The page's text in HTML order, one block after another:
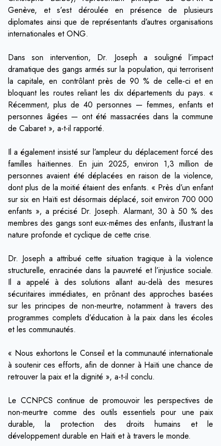
Genève, et s’est déroulée en présence de plusieurs
diplomates ainsi que de représentants d’autres organisations
internationales et ONG.
Dans son intervention, Dr. Joseph a souligné l’impact
dramatique des gangs armés sur la population, qui terrorisent
la capitale, en contrôlant près de 90 % de celle-ci et en
bloquant les routes reliant les dix départements du pays. «
Récemment, plus de 40 personnes — femmes, enfants et
personnes âgées — ont été massacrées dans la commune
de Cabaret », a-t-il rapporté.
Il a également insisté sur l’ampleur du déplacement forcé des
familles haïtiennes. En juin 2025, environ 1,3 million de
personnes avaient été déplacées en raison de la violence,
dont plus de la moitié étaient des enfants. « Près d’un enfant
sur six en Haïti est désormais déplacé, soit environ 700 000
enfants », a précisé Dr. Joseph. Alarmant, 30 à 50 % des
membres des gangs sont eux-mêmes des enfants, illustrant la
nature profonde et cyclique de cette crise.
Dr. Joseph a attribué cette situation tragique à la violence
structurelle, enracinée dans la pauvreté et l’injustice sociale.
Il a appelé à des solutions allant au-delà des mesures
sécuritaires immédiates, en prônant des approches basées
sur les principes de non-meurtre, notamment à travers des
programmes complets d’éducation à la paix dans les écoles
et les communautés.
« Nous exhortons le Conseil et la communauté internationale
à soutenir ces efforts, afin de donner à Haïti une chance de
retrouver la paix et la dignité », a-t-il conclu.
Le CCNPCS continue de promouvoir les perspectives de
non-meurtre comme des outils essentiels pour une paix
durable, la protection des droits humains et le
développement durable en Haiti et à travers le monde.